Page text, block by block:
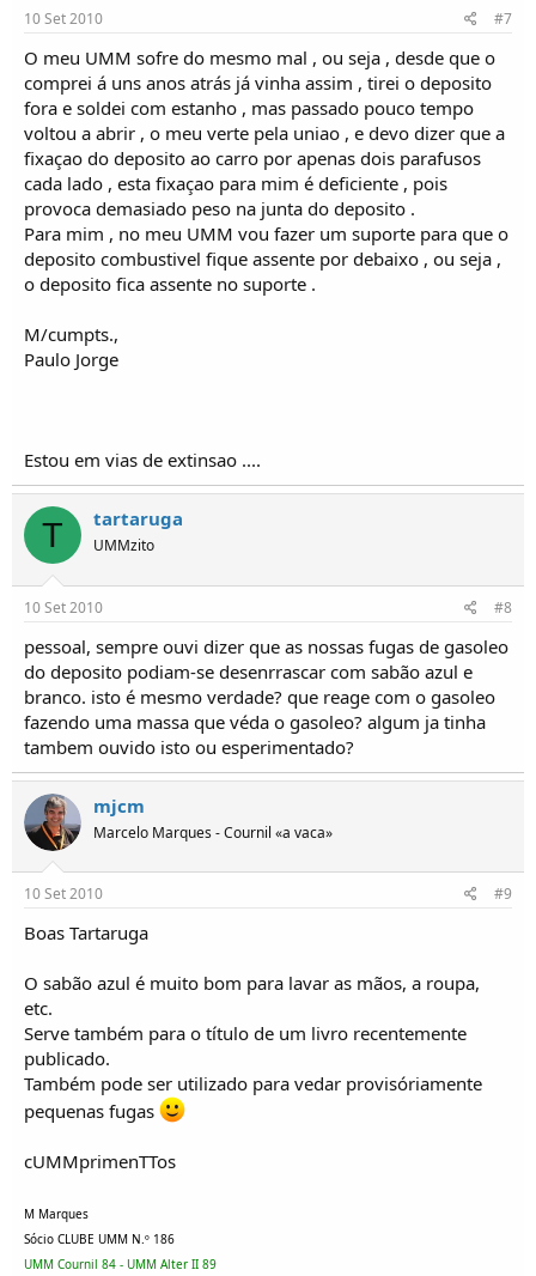
10 Set 2010 #7
O meu UMM sofre do mesmo mal , ou seja , desde que o
comprei á uns anos atrás já vinha assim , tirei o deposito
fora e soldei com estanho , mas passado pouco tempo
voltou a abrir , o meu verte pela uniao , e devo dizer que a
fixaçao do deposito ao carro por apenas dois parafusos
cada lado , esta fixaçao para mim é deficiente , pois
provoca demasiado peso na junta do deposito .
Para mim , no meu UMM vou fazer um suporte para que o
deposito combustivel fique assente por debaixo , ou seja ,
o deposito fica assente no suporte .
M/cumpts.,
Paulo Jorge
Estou em vias de extinsao ....
T tartaruga
UMMzito
10 Set 2010 #8
pessoal, sempre ouvi dizer que as nossas fugas de gasoleo
do deposito podiam-se desenrrascar com sabão azul e
branco. isto é mesmo verdade? que reage com o gasoleo
fazendo uma massa que véda o gasoleo? algum ja tinha
tambem ouvido isto ou esperimentado?
mjcm
Marcelo Marques - Cournil «a vaca»
10 Set 2010 #9
Boas Tartaruga
O sabão azul é muito bom para lavar as mãos, a roupa,
etc.
Serve também para o título de um livro recentemente
publicado.
Também pode ser utilizado para vedar provisóriamente
pequenas fugas
cUMMprimenTTos
M Marques
Sócio CLUBE UMM N.º 186
UMM Cournil 84 - UMM Alter II 89